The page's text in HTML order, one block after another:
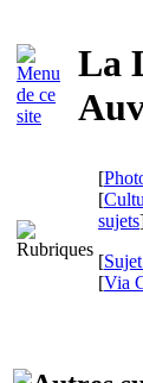
La
[
[
sujets
[
[Via